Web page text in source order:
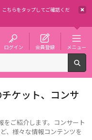
こちらをタップしてご確認くだ
ログイン 会員登録 メニュー
ケット、コンサ
をご紹介します。コンサート
、様々な情報コンテンツを